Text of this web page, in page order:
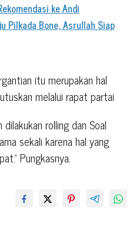
ke Andi
Pilkada Bone, Asrullah Siap
itu merupakan hal
melalui rapat partai
rolling dan Soal
sekali karena hal yang
Pungkasnya.